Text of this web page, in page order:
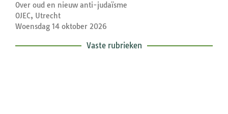
Over oud en nieuw anti-judaïsme
OJEC, Utrecht
Woensdag 14 oktober 2026
Vaste rubrieken